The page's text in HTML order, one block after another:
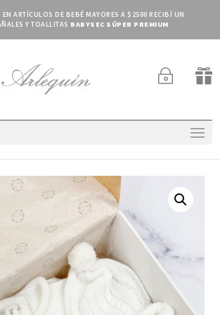
ARTÍCULOS DE BEBÉ MAYORES A $2500 RECIBÍ UN
Y TOALLITAS BABYSEC SÚPER PREMIUM
~ 